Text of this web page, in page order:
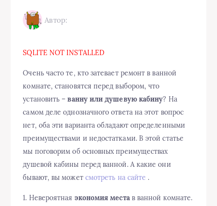
Автор:
SQLITE NOT INSTALLED
Очень часто те, кто затевает ремонт в ванной
комнате, становятся перед выбором, что
установить –ванну или душевую кабину? На
самом деле однозначного ответа на этот вопрос
нет, оба эти варианта обладают определенными
преимуществами и недостатками. В этой статье
мы поговорим об основных преимуществах
душевой кабины перед ванной. А какие они
бывают, вы может смотреть на сайте .
1. Невероятная экономия местав ванной комнате.